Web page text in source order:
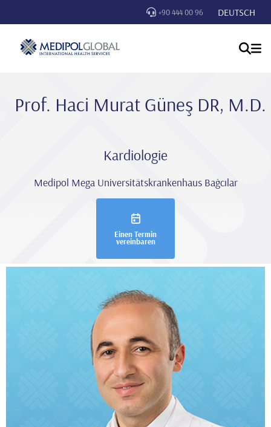
+90 444 00 96 DEUTSCH
Prof. Haci Murat Güneş DR, M.D.
Kardiologie
Medipol Mega Universitätskrankenhaus Bağcılar
Einen Termin
vereinbaren